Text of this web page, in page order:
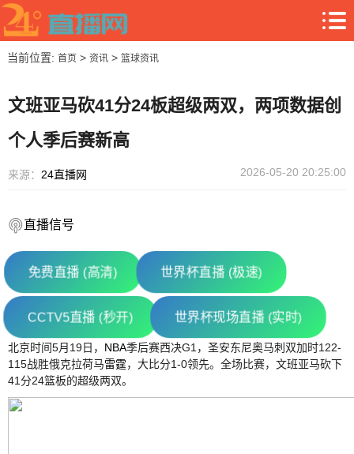
当前位置: 首页> 资讯> 篮球资讯
文班亚马砍41分24板超级两双，两项数据创
个人季后赛新高
来源： 24直播网 2026-05-20 20:25:00
直播信号
免费直播 (高清) 世界杯直播 (极速)
CCTV5直播 (秒开) 世界杯现场直播 (实时)
北京时间5月19日， NBA季后赛西决G1，圣安东尼奥马刺双加时122-
115战胜俄克拉荷马雷霆，大比分1-0领先。全场比赛，文班亚马砍下
41分24篮板的超级两双。